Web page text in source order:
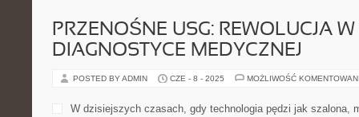
PRZENOŚNE USG: REWOLUCJA W
DIAGNOSTYCE MEDYCZNEJ
POSTED BY ADMIN CZE - 8 - 2025 MOŻLIWOŚĆ
W dzisiejszych czasach, gdy technologia pędzi jak szalona,